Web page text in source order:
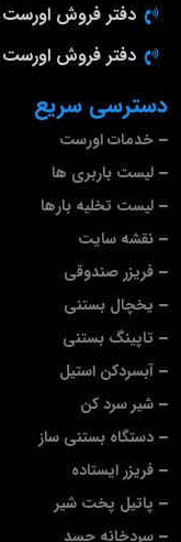
دسترسی سریع
خدمات اورست
لیست باربری ها
لیست تخلیه بارها
نقشه سایت
فریزر صندوقی
یخچال بستنی
تاپینگ بستنی
آبسردکن استیل
شیر سرد کن
دستگاه بستنی ساز
فریزر ایستاده
پاتیل پخت شیر
سردخانه جسد
دفتر فروش اورست
دفتر فروش اورست